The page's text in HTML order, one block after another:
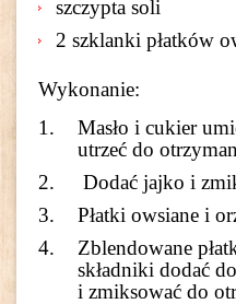
szczypta soli
2 szklanki płatków
Wykonanie:
Masło i cukier
utrzeć do
Dodać jajko i
Płatki owsiane i
Zblendowane
składniki dodać
i zmiksować do